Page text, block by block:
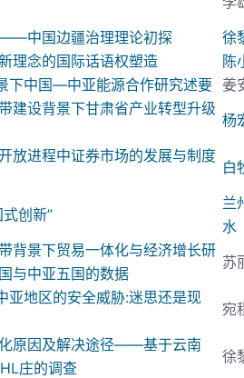
中国边疆治理理论初探
徐
理念的国际话语权塑造
陈
下中国—中亚能源合作研究述要 姜
建设背景下甘肃省产业转型升级
杨
放进程中证券市场的发展与制度
白
创新”
兰
水
背景下贸易一体化与经济增长研
与中亚五国的数据
苏
亚地区的安全威胁:迷思还是现
宛
原因及解决途径——基于云南
庄的调查
徐